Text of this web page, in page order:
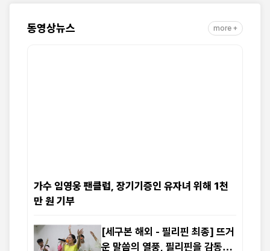
동영상뉴스 more +
가수 임영웅 팬클럽, 장기기증인 유자녀 위해 1천
만 원 기부
[세구본 해외 - 필리핀 최종] 뜨거
운 말씀의 열풍, 필리핀을 감동으